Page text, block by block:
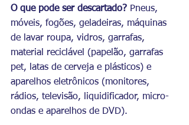
O que pode ser descartado? Pneus,
móveis, fogões, geladeiras, máquinas
de lavar roupa, vidros, garrafas,
material reciclável (papelão, garrafas
pet, latas de cerveja e plásticos) e
aparelhos eletrônicos (monitores,
rádios, televisão, liquidificador, micro-
ondas e aparelhos de DVD).